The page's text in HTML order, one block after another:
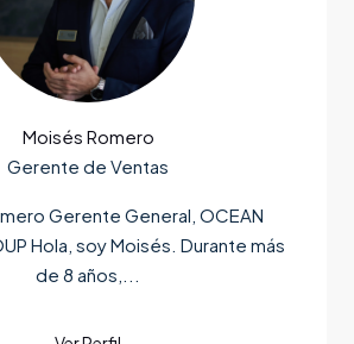
Moisés Romero
Gerente de Ventas
Gerente General, OCEAN
Hola, soy Moisés. Durante más
de 8 años,...